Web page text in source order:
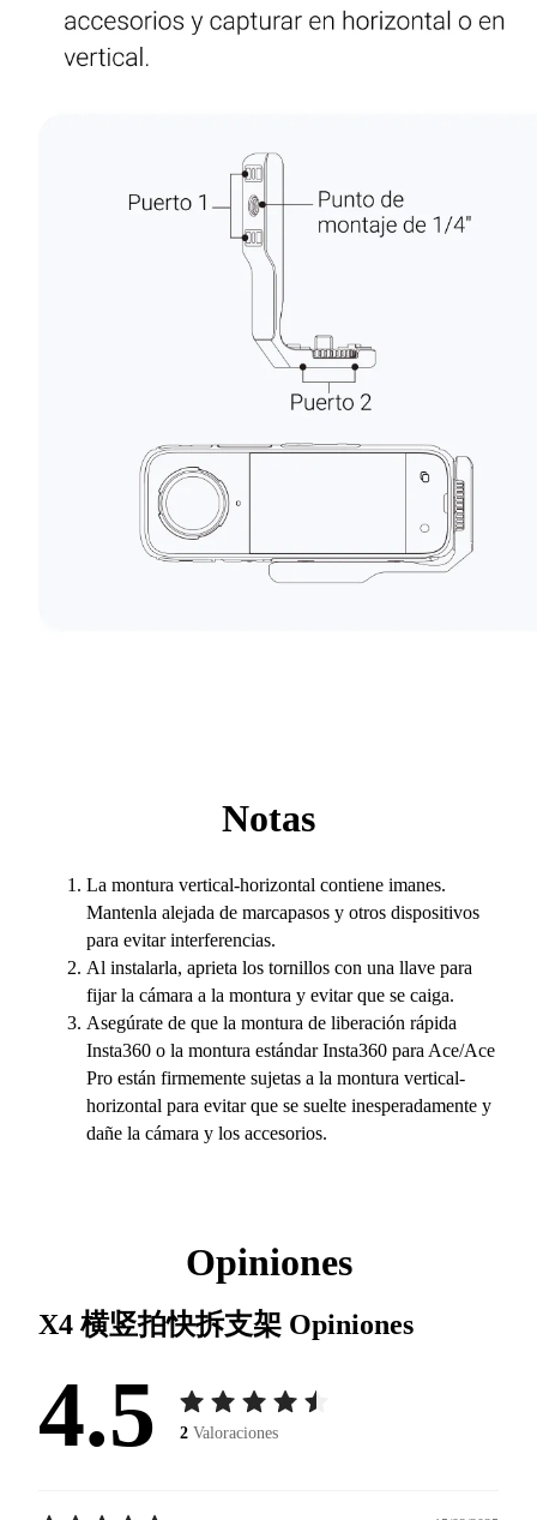
Notas
La montura vertical-horizontal contiene imanes.
Mantenla alejada de marcapasos y otros dispositivos
para evitar interferencias.
Al instalarla, aprieta los tornillos con una llave para
fijar la cámara a la montura y evitar que se caiga.
Asegúrate de que la montura de liberación rápida
Insta360 o la montura estándar Insta360 para Ace/Ace
Pro están firmemente sujetas a la montura vertical-
horizontal para evitar que se suelte inesperadamente y
dañe la cámara y los accesorios.
Opiniones
X4 横竖拍快拆支架 Opiniones
4.5 2 Valoraciones